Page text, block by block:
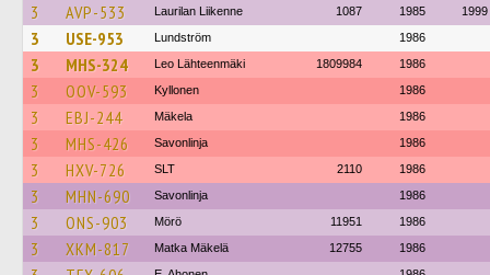
3 AVP-533 Laurilan Liikenne 1087 1985 1999
3 USE-953 Lundström 1986
3 MHS-324 Leo Lähteenmäki 1809984 1986
3 OOV-593 Kyllonen 1986
3 EBJ-244 Mäkela 1986
3 MHS-426 Savonlinja 1986
3 HXV-726 SLT 2110 1986
3 MHN-690 Savonlinja 1986
3 ONS-903 Mörö 11951 1986
3 XKM-817 Matka Mäkelä 12755 1986